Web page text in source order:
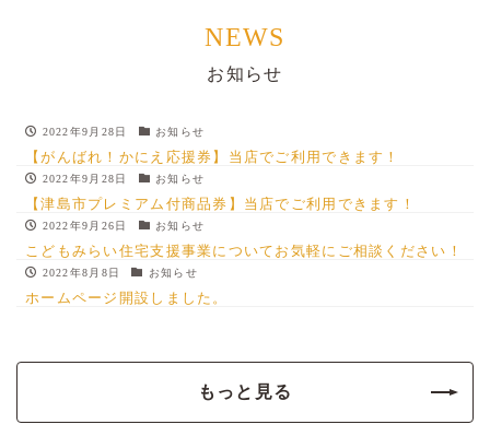
NEWS
お知らせ
2022年9月28日 お知らせ
【がんばれ！かにえ応援券】当店でご利用できます！
2022年9月28日 お知らせ
【津島市プレミアム付商品券】当店でご利用できます！
2022年9月26日 お知らせ
こどもみらい住宅支援事業についてお気軽にご相談ください！
2022年8月8日 お知らせ
ホームページ開設しました。
もっと見る